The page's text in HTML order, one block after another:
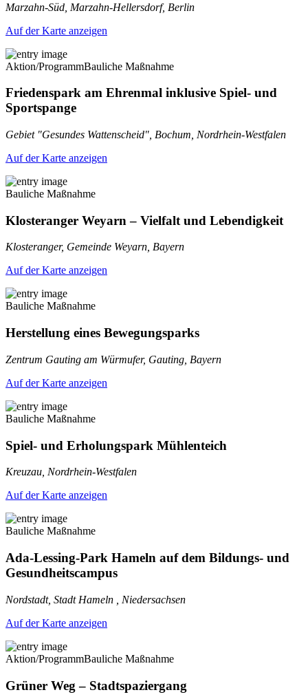
Marzahn-Süd, Marzahn-Hellersdorf, Berlin
Auf der Karte anzeigen
Aktion/ProgrammBauliche Maßnahme
Friedenspark am Ehrenmal inklusive Spiel- und
Sportspange
Gebiet "Gesundes Wattenscheid", Bochum, Nordrhein-Westfalen
Auf der Karte anzeigen
Bauliche Maßnahme
Klosteranger Weyarn – Vielfalt und Lebendigkeit
Klosteranger, Gemeinde Weyarn, Bayern
Auf der Karte anzeigen
Bauliche Maßnahme
Herstellung eines Bewegungsparks
Zentrum Gauting am Würmufer, Gauting, Bayern
Auf der Karte anzeigen
Bauliche Maßnahme
Spiel- und Erholungspark Mühlenteich
Kreuzau, Nordrhein-Westfalen
Auf der Karte anzeigen
Bauliche Maßnahme
Ada-Lessing-Park Hameln auf dem Bildungs- und
Gesundheitscampus
Nordstadt, Stadt Hameln , Niedersachsen
Auf der Karte anzeigen
Aktion/ProgrammBauliche Maßnahme
Grüner Weg – Stadtspaziergang